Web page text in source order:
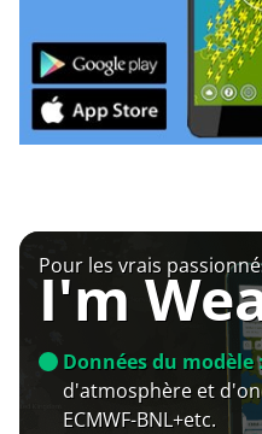
Pour les vrais
I'm
Données du modèle
d'atmosphère et
ECMWF-BNL+etc.